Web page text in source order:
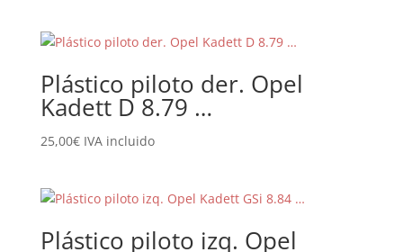
Plástico piloto der. Opel
Kadett D 8.79 …
25,00€ IVA incluido
Plástico piloto izq. Opel